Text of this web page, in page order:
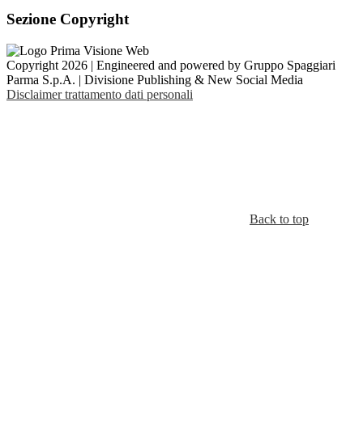
Sezione Copyright
Copyright 2026 | Engineered and powered by Gruppo Spaggiari
Parma S.p.A. | Divisione Publishing & New Social Media
Disclaimer trattamento dati personali
Back to top